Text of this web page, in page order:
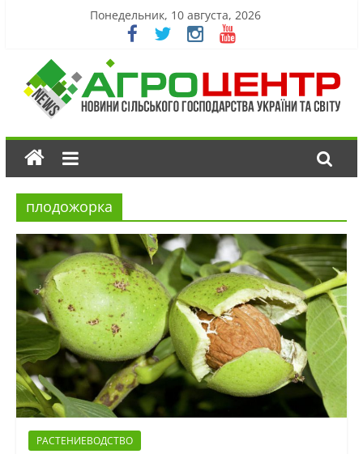
Понедельник, 10 августа, 2026
плодожорка
РАСТЕНИЕВОДСТВО